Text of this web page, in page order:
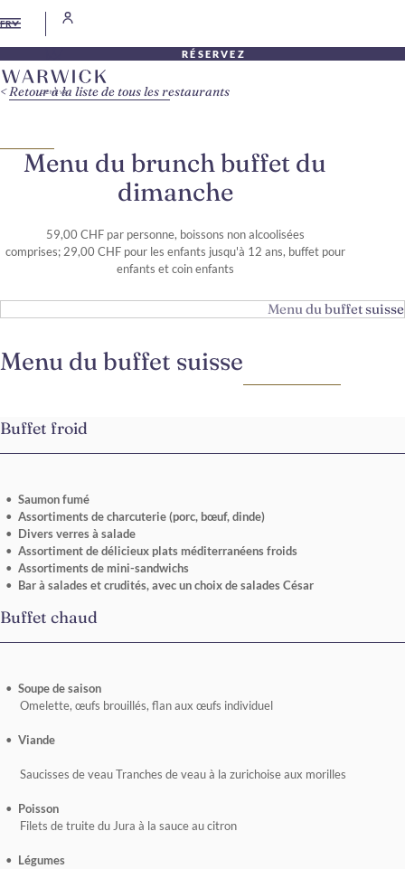
FR
RÉSERVEZ
Menu du brunch buffet du
dimanche
59,00 CHF par personne, boissons non alcoolisées
comprises; 29,00 CHF pour les enfants jusqu'à 12 ans, buffet pour
enfants et coin enfants
Retour à la liste de tous les restaurants
Menu du buffet suisse
Menu du buffet suisse
Buffet froid
Saumon fumé
Assortiments de charcuterie (porc, bœuf, dinde)
Divers verres à salade
Assortiment de délicieux plats méditerranéens froids
Assortiments de mini-sandwichs
Bar à salades et crudités, avec un choix de salades César
Buffet chaud
Soupe de saison
Omelette, œufs brouillés, flan aux œufs individuel
Viande
Saucisses de veau Tranches de veau à la zurichoise aux morilles
Poisson
Filets de truite du Jura à la sauce au citron
Légumes